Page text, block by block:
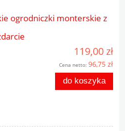
ogrodniczki monterskie z
119,00 zł
Cena netto: 96,75 zł
do koszyka